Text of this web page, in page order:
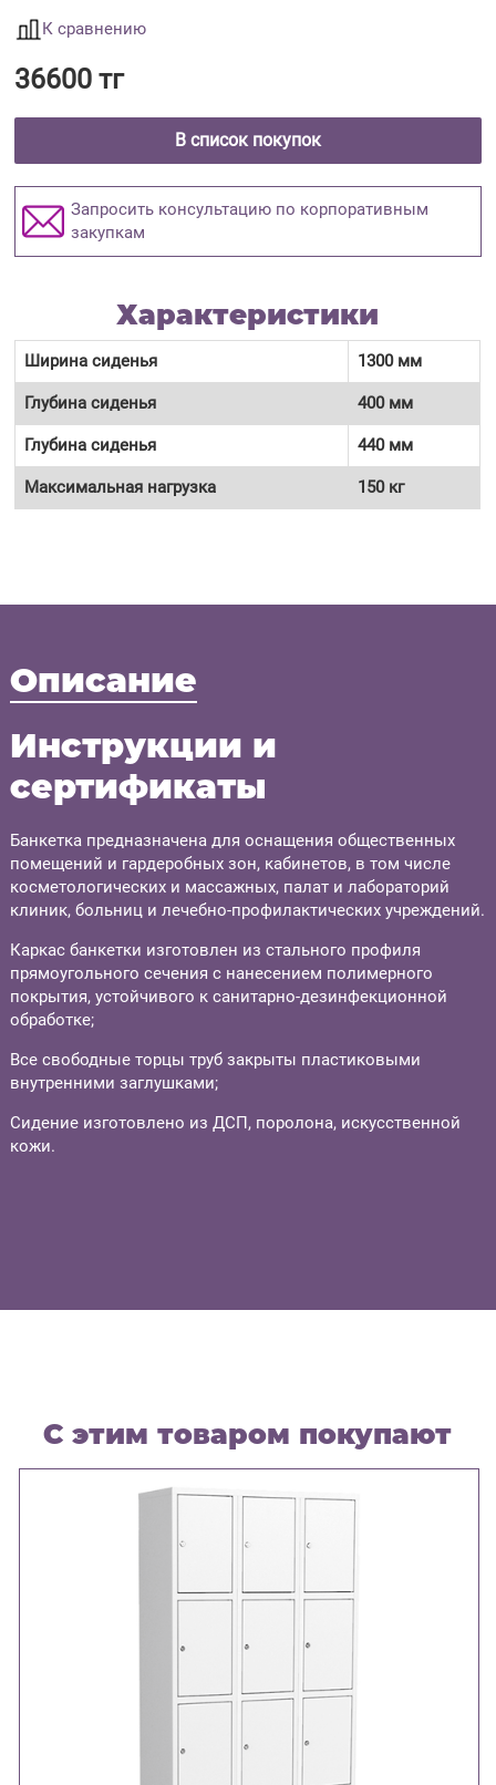
К сравнению
36600 тг
В список покупок
Запросить консультацию по корпоративным
закупкам
Характеристики
Ширина сиденья 1300 мм
Глубина сиденья 400 мм
Глубина сиденья 440 мм
Максимальная нагрузка 150 кг
Описание
Инструкции и
сертификаты
Банкетка предназначена для оснащения общественных
помещений и гардеробных зон, кабинетов, в том числе
косметологических и массажных, палат и лабораторий
клиник, больниц и лечебно-профилактических учреждений.
Каркас банкетки изготовлен из стального профиля
прямоугольного сечения с нанесением полимерного
покрытия, устойчивого к санитарно-дезинфекционной
обработке;
Все свободные торцы труб закрыты пластиковыми
внутренними заглушками;
Сидение изготовлено из ДСП, поролона, искусственной
кожи.
С этим товаром покупают